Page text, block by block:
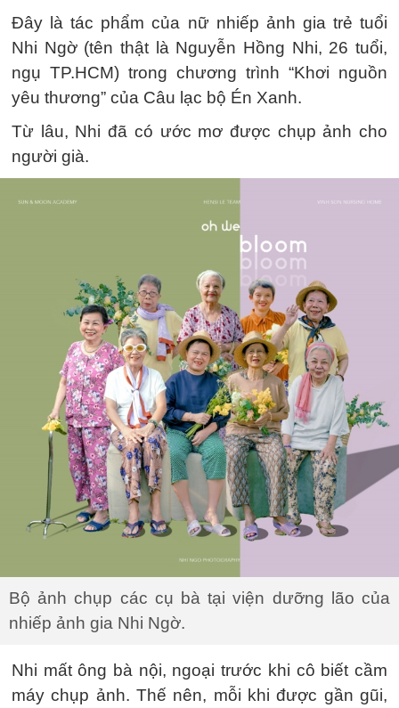
Đây là tác phẩm của nữ nhiếp ảnh gia trẻ tuổi
Nhi Ngờ (tên thật là Nguyễn Hồng Nhi, 26 tuổi,
ngụ TP.HCM) trong chương trình “Khơi nguồn
yêu thương” của Câu lạc bộ Én Xanh.
Từ lâu, Nhi đã có ước mơ được chụp ảnh cho
người già.
Bộ ảnh chụp các cụ bà tại viện dưỡng lão của
nhiếp ảnh gia Nhi Ngờ.
Nhi mất ông bà nội, ngoại trước khi cô biết cầm
máy chụp ảnh. Thế nên, mỗi khi được gần gũi,